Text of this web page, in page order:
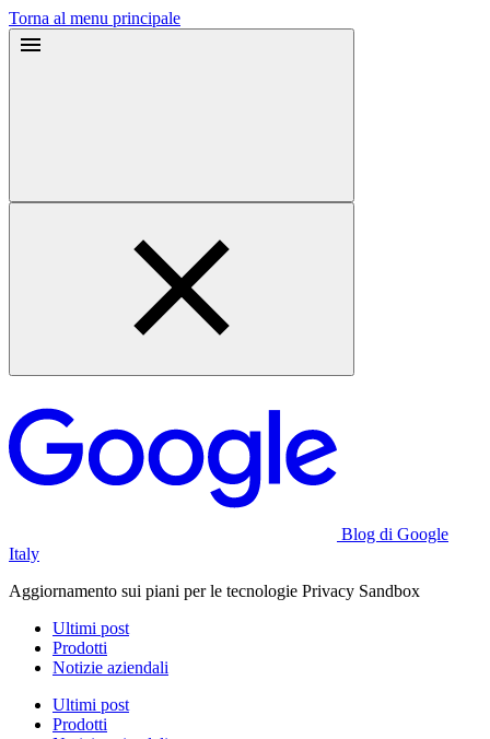
Torna al menu principale
Blog di Google
Italy
Aggiornamento sui piani per le tecnologie Privacy Sandbox
Ultimi post
Prodotti
Notizie aziendali
Ultimi post
Prodotti